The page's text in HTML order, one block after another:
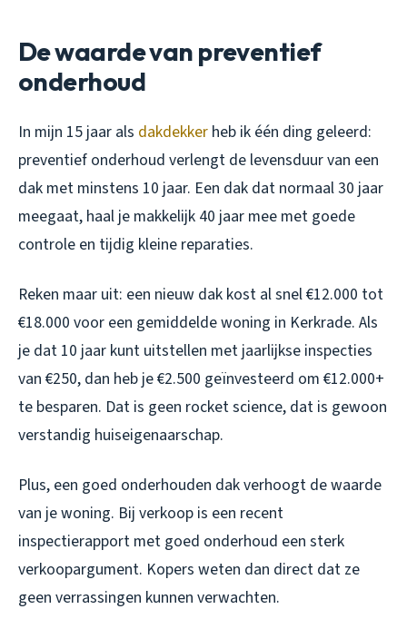
De waarde van preventief
onderhoud
In mijn 15 jaar als dakdekker heb ik één ding geleerd:
preventief onderhoud verlengt de levensduur van een
dak met minstens 10 jaar. Een dak dat normaal 30 jaar
meegaat, haal je makkelijk 40 jaar mee met goede
controle en tijdig kleine reparaties.
Reken maar uit: een nieuw dak kost al snel €12.000 tot
€18.000 voor een gemiddelde woning in Kerkrade. Als
je dat 10 jaar kunt uitstellen met jaarlijkse inspecties
van €250, dan heb je €2.500 geïnvesteerd om €12.000+
te besparen. Dat is geen rocket science, dat is gewoon
verstandig huiseigenaarschap.
Plus, een goed onderhouden dak verhoogt de waarde
van je woning. Bij verkoop is een recent
inspectierapport met goed onderhoud een sterk
verkoopargument. Kopers weten dan direct dat ze
geen verrassingen kunnen verwachten.